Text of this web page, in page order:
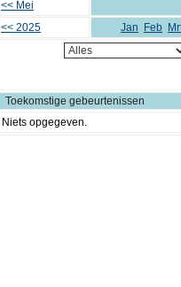
<< Mei
<< 2025
Jan Feb
Toekomstige gebeurtenissen
Niets opgegeven.